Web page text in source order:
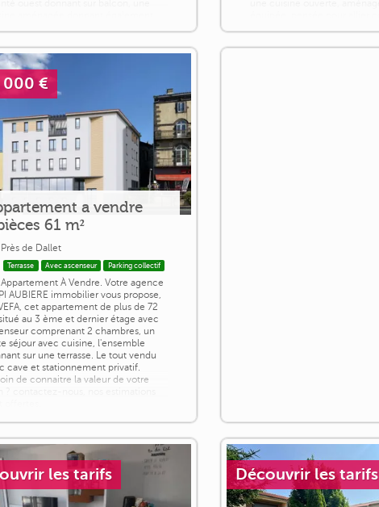
000 €
a vendre
61 m²
Près de Dallet
Terrasse Avec ascenseur Parking collectif
Appartement À Vendre. Votre agence
AUBIERE immobilier vous propose,
cet appartement de plus de 72
au 3 ème et dernier étage avec
comprenant 2 chambres, un
séjour avec cuisine, l'ensemble
sur une terrasse. Le tout vendu
cave et stationnement privatif.
de connaitre la valeur de votre
les tarifs Découvrir les tarifs